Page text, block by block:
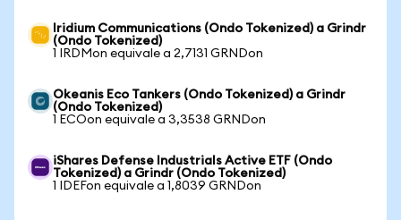
Iridium Communications (Ondo Tokenized) a Grindr
(Ondo Tokenized)
1 IRDMon equivale a 2,7131 GRNDon
Okeanis Eco Tankers (Ondo Tokenized) a Grindr
(Ondo Tokenized)
1 ECOon equivale a 3,3538 GRNDon
iShares Defense Industrials Active ETF (Ondo
Tokenized) a Grindr (Ondo Tokenized)
1 IDEFon equivale a 1,8039 GRNDon